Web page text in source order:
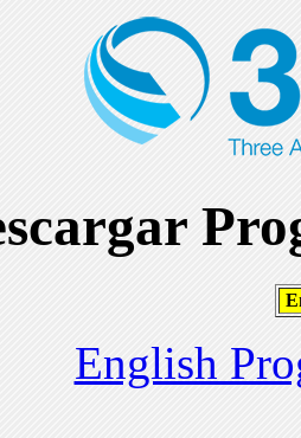
English